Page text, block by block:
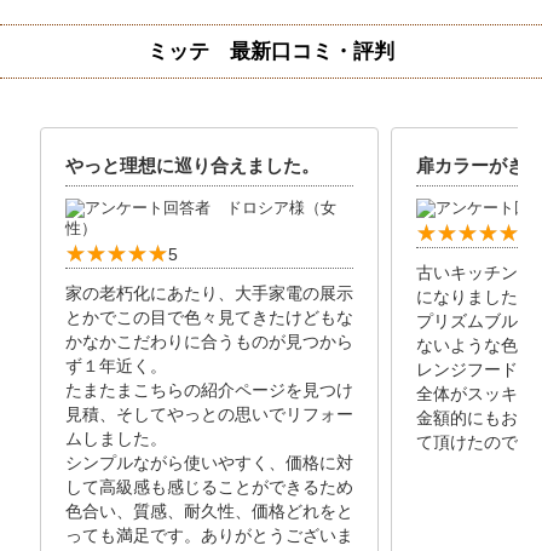
ミッテ 最新口コミ・評判
やっと理想に巡り合えました。
ドロシア様（女
性）
5
家の老朽化にあたり、大手家電の展示
とかでこの目で色々見てきたけどもな
かなかこだわりに合うものが見つから
ず１年近く。
たまたまこちらの紹介ページを見つけ
見積、そしてやっとの思いでリフォー
ムしました。
シンプルながら使いやすく、価格に対
して高級感も感じることができるため
色合い、質感、耐久性、価格どれをと
っても満足です。ありがとうございま
扉カラーがき
古いキッチンが
になりました！
プリズムブルー
ないような色合
レンジフードも
全体がスッキリ
金額的にもお手
て頂けたので良